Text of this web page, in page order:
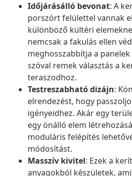
Időjárásálló bevonat: A
porszórt felülettel vannak
különböző kültéri
nemcsak a fakulás ellen
meghosszabbítja a
szóval remek választás a
teraszodhoz.
Testreszabható dizájn:
elrendezést, hogy
igényeidhez. Akár egy
egy önálló elem
moduláris felépítés
módosítást.
Masszív kivitel: Ezek a
anyagokból készületek,